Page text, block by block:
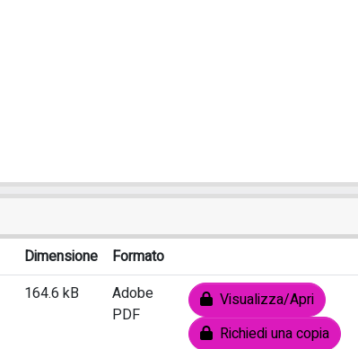
Dimensione
Formato
164.6 kB
Adobe
PDF
Visualizza/Apri
Richiedi una copia